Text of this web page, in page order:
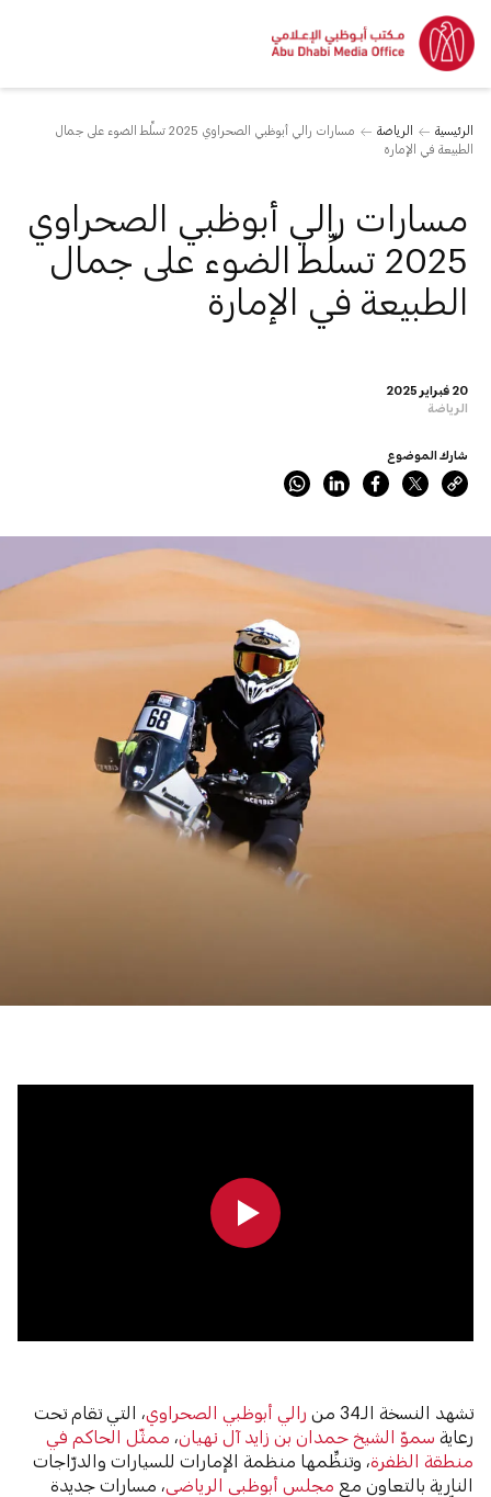
الرئيسية الرياضة
مسارات رالي أبوظبي الصحراوي 2025 تسلِّط الضوء على جمال
الطبيعة في الإمارة
20 فبراير 2025
الرياضة
مسارات رالي أبوظبي الصحراوي
2025 تسلِّط الضوء على جمال
الطبيعة في الإمارة
شارك الموضوع
تشهد النسخة الـ34 من رالي أبوظبي الصحراوي، التي تقام تحت
رعايةسموّ الشيخ حمدان بن زايد آل نهيان، ممثّل الحاكم في
منطقة الظفرة، وتنظِّمها منظمة الإمارات للسيارات والدرّاجات
النارية بالتعاون مع مجلس أبوظبي الرياضي ، مسارات جديدة